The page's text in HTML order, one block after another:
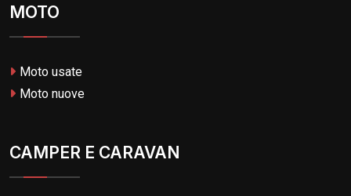
MOTO
Moto usate
Moto nuove
CAMPER E CARAVAN